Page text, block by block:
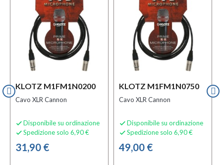
KLOTZ M1FM1N0200
Cavo XLR Cannon
 Disponibile su ordinazione
 Spedizione solo 6,90 €
31,90 €
KLOTZ M1FM1N0750
Cavo XLR Cannon
 Disponibile su ordinazione
 Spedizione solo 6,90 €
49,00 €